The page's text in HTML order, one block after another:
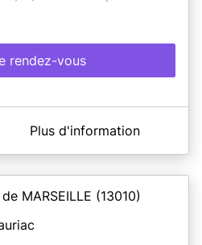
rendez-vous
de France (Centre Ville)
de titres d'identité,
de mariages ou pacs,
de naissances et de
Plus d'information
MARSEILLE (13010)